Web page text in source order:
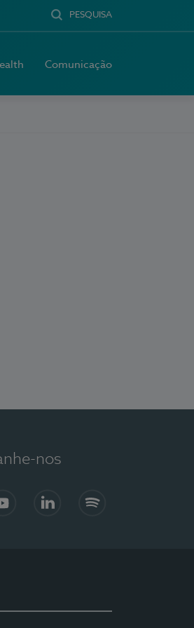
PESQUISA
Comunicação
nos